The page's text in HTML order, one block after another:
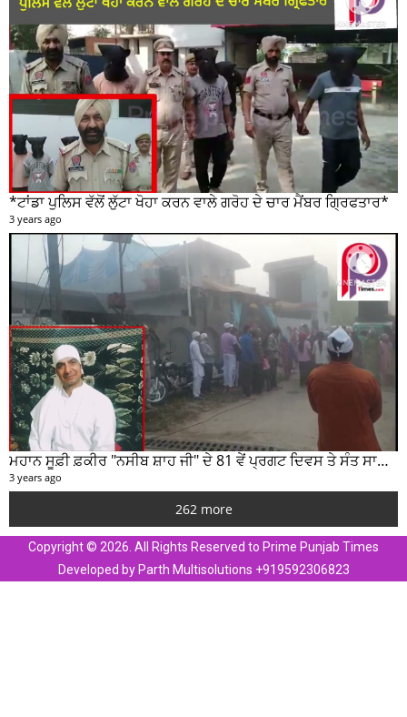
*ਟਾਂਡਾ ਪੁਲਿਸ ਵੱਲੋਂ ਲੁੱਟਾ ਖੋਹਾ ਕਰਨ ਵਾਲੇ ਗਰੋਹ ਦੇ ਚਾਰ ਮੈਂਬਰ ਗ੍ਰਿਫਤਾਰ*
3 years ago
ਮਹਾਨ ਸੂਫ਼ੀ ਫ਼ਕੀਰ "ਨਸੀਬ ਸ਼ਾਹ ਜੀ" ਦੇ 81 ਵੇਂ ਪ੍ਰਗਟ ਦਿਵਸ ਤੇ ਸੰਤ ਸਾਹਿਬ ਜੋਤ ਸਿੰਘ ਜੀ ਮਹਾਰਾਜ ਦੇ ਸੁਣੋ ਵਿਚਾਰ
3 years ago
262 more
Copyright © 2026. All Rights Reserved to Prime Punjab Times
Developed by Parth Multisolutions +919592306823